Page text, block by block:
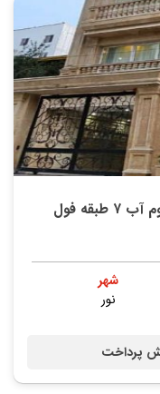
خرید آپارتمان نور ساحلی قواره دوم آب ۷ طبقه فول
شهر
نور
پرداخت